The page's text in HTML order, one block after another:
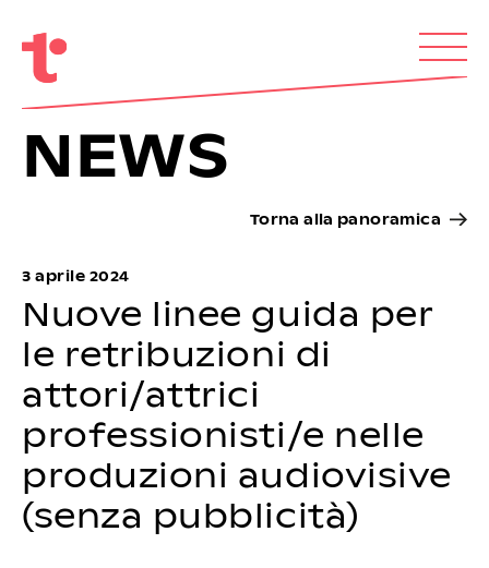
NEWS
3 aprile 2024
Nuove linee guida per
le retribuzioni di
attori/attrici
professionisti/e nelle
produzioni audiovisive
(senza pubblicità)
Torna alla panoramica